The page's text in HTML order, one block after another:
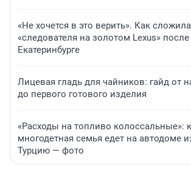
«Не хочется в это верить». Как
«следователя на золотом Lexus»
Екатеринбурге
Лицевая гладь для чайников: гайд от
до первого готового изделия
«Расходы на топливо колоссальные»:
многодетная семья едет на автодоме
Турцию — фото